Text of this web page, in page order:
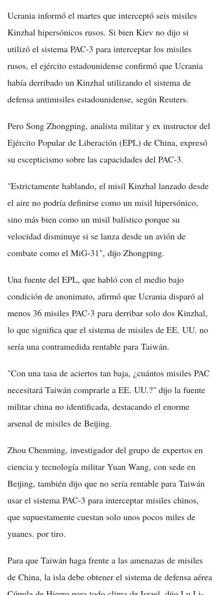
Ucrania informó el martes que interceptó seis misiles
Kinzhal hipersónicos rusos. Si bien Kiev no dijo si
utilizó el sistema PAC-3 para interceptar los misiles
rusos, el ejército estadounidense confirmó que Ucrania
había derribado un Kinzhal utilizando el sistema de
defensa antimisiles estadounidense, según Reuters.
Pero Song Zhongping, analista militar y ex instructor del
Ejército Popular de Liberación (EPL) de China, expresó
su escepticismo sobre las capacidades del PAC-3.
"Estrictamente hablando, el misil Kinzhal lanzado desde
el aire no podría definirse como un misil hipersónico,
sino más bien como un misil balístico porque su
velocidad disminuye si se lanza desde un avión de
combate como el MiG-31", dijo Zhongping.
Una fuente del EPL, que habló con el medio bajo
condición de anonimato, afirmó que Ucrania disparó al
menos 36 misiles PAC-3 para derribar solo dos Kinzhal,
lo que significa que el sistema de misiles de EE. UU. no
sería una contramedida rentable para Taiwán.
"Con una tasa de aciertos tan baja, ¿cuántos misiles PAC
necesitará Taiwán comprarle a EE. UU.?" dijo la fuente
militar china no identificada, destacando el enorme
arsenal de misiles de Beijing.
Zhou Chenming, investigador del grupo de expertos en
ciencia y tecnología militar Yuan Wang, con sede en
Beijing, también dijo que no sería rentable para Taiwán
usar el sistema PAC-3 para interceptar misiles chinos,
que supuestamente cuestan solo unos pocos miles de
yuanes. por tiro.
Para que Taiwán haga frente a las amenazas de misiles
de China, la isla debe obtener el sistema de defensa aérea